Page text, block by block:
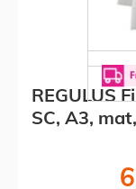
REGULUS
SC, A3,